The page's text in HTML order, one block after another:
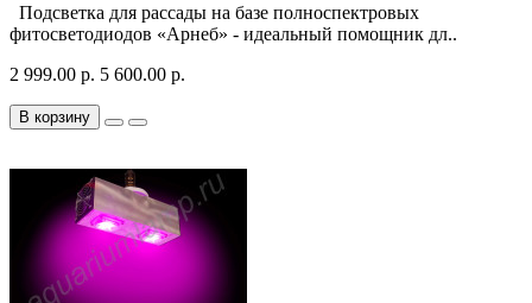
Подсветка для рассады на базе полноспектровых
фитосветодиодов «Арнеб» - идеальный помощник дл..
2 999.00 р. 5 600.00 р.
В корзину